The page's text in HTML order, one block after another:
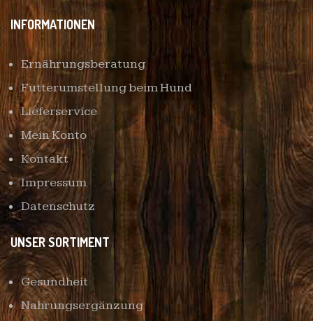
INFORMATIONEN
Ernährungsberatung
Futterumstellung beim Hund
Lieferservice
Mein Konto
Kontakt
Impressum
Datenschutz
UNSER SORTIMENT
Gesundheit
Nahrungsergänzung